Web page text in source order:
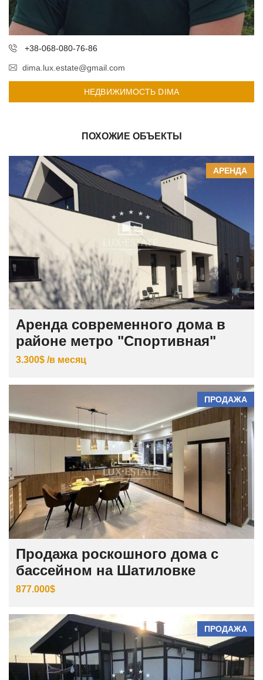
+38-068-080-76-86
dima.lux.estate@gmail.com
НЕДВИЖИМОСТЬ DIMA
ПОХОЖИЕ ОБЪЕКТЫ
АРЕНДА
Аренда современного дома в
районе метро "Спортивная"
3.300$ /в месяц
ПРОДАЖА
Продажа роскошного дома с
бассейном на Шатиловке
877.000$
ПРОДАЖА